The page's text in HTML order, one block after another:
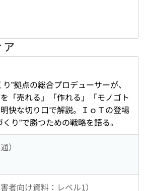
ア
”拠点の総合プロデューサーが、
「売れる」「作れる」「モノゴト
快な切り口で解説。ＩｏＴの登場
り”で勝つための戦略を語る。
）
者向け資料：レベル1）